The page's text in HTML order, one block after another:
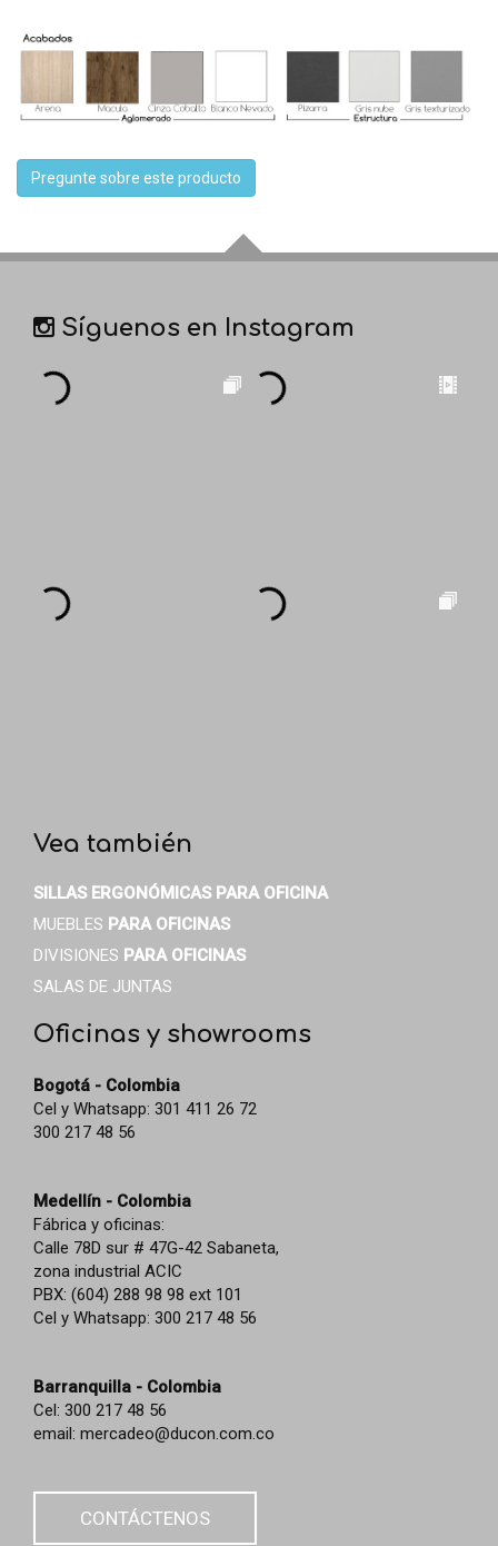
Pregunte sobre este producto
Síguenos en Instagram
Vea también
SILLAS ERGONÓMICAS PARA OFICINA
MUEBLES PARA OFICINAS
DIVISIONES PARA OFICINAS
SALAS DE JUNTAS
Oficinas y showrooms
Bogotá - Colombia
Cel y Whatsapp: 301 411 26 72
300 217 48 56
Medellín - Colombia
Fábrica y oficinas:
Calle 78D sur # 47G-42 Sabaneta,
zona industrial ACIC
PBX: (604) 288 98 98 ext 101
Cel y Whatsapp: 300 217 48 56
Barranquilla - Colombia
Cel: 300 217 48 56
email: mercadeo@ducon.com.co
CONTÁCTENOS